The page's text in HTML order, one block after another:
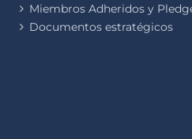
Miembros Adheridos y
Documentos estratégicos